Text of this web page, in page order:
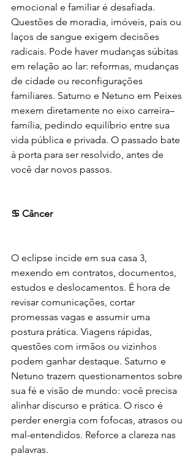
emocional e familiar é desafiada.
Questões de moradia, imóveis, pais ou
laços de sangue exigem decisões
radicais. Pode haver mudanças súbitas
em relação ao lar: reformas, mudanças
de cidade ou reconfigurações
familiares. Saturno e Netuno em Peixes
mexem diretamente no eixo carreira–
família, pedindo equilíbrio entre sua
vida pública e privada. O passado bate
à porta para ser resolvido, antes de
você dar novos passos.
♋ Câncer
O eclipse incide em sua casa 3,
mexendo em contratos, documentos,
estudos e deslocamentos. É hora de
revisar comunicações, cortar
promessas vagas e assumir uma
postura prática. Viagens rápidas,
questões com irmãos ou vizinhos
podem ganhar destaque. Saturno e
Netuno trazem questionamentos sobre
sua fé e visão de mundo: você precisa
alinhar discurso e prática. O risco é
perder energia com fofocas, atrasos ou
mal-entendidos. Reforce a clareza nas
palavras.